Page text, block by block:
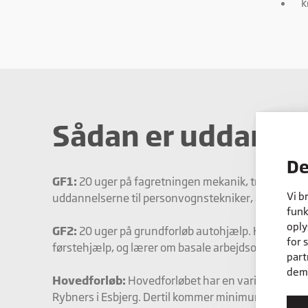
Vi
for
Sådan er
GF1: 20 uger på fagretningen mekanik, transport
uddannelserne til personvognstekniker,
GF2: 20 uger på grundforløb autohjælp. Her får
førstehjælp, og lærer om basale arbejdsopgaver i
Hovedforløb: Hovedforløbet har en varighed på 2
Rybners i Esbjerg. Dertil kommer minimum tre